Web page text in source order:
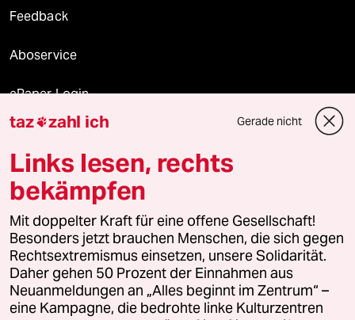
Feedback
Aboservice
ePaper Login
Downloads für Abonnierende
© 2026 taz Verlags und Vertriebs GmbH
Alle Rechte vorbehalten. Bei rechtlichen Fragen oder für Genehmigungen
wenden Sie sich bitte an lizenzen@taz.de
Feedback Redaktionsstatut Kommune-Richtlinien
taz zahl ich Gerade nicht
Links lesen, rechts
bekämpfen
Mit doppelter Kraft für eine offene Gesellschaft!
Besonders jetzt brauchen Menschen, die sich gegen
Rechtsextremismus einsetzen, unsere Solidarität.
Daher gehen 50 Prozent der Einnahmen aus
Neuanmeldungen an „Alles beginnt im Zentrum“ –
eine Kampagne, die bedrohte linke Kulturzentren